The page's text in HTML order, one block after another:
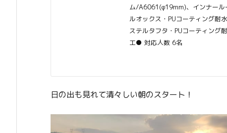
ム/A6061(φ19mm)、インナール
ルオックス・PUコーティング耐
ステルタフタ・PUコーティング
工● 対応人数 6名
日の出も見れて清々しい朝のスタート！